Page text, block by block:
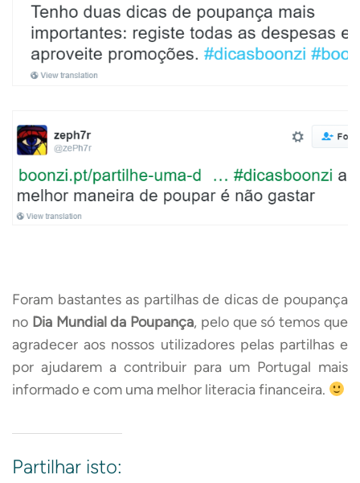
Foram bastantes as partilhas de dicas de poupança
no Dia Mundial da Poupança, pelo que só temos que
agradecer aos nossos utilizadores pelas partilhas e
por ajudarem a contribuir para um Portugal mais
informado e com uma melhor literacia financeira.
Partilhar isto: